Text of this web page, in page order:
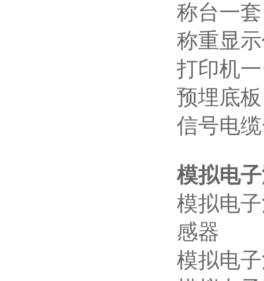
称台一
称重显
打印机
预埋底
信号电
模拟电
模拟电
感器
模拟电